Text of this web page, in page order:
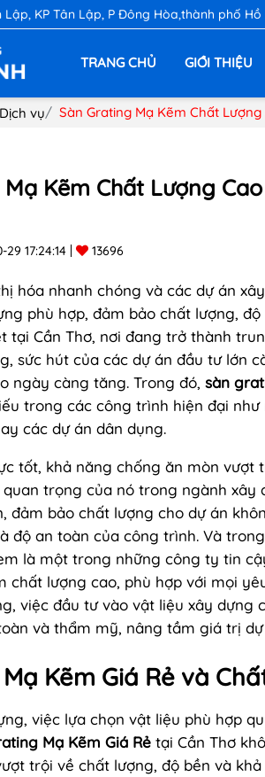
Lập, KP Tân Lập, P Đông Hòa,thành phố Hồ
TRANG CHỦ GIỚI THIỆU
Dịch vụ Sàn Grating Mạ Kẽm Chất
Kẽm Chất Lượng
29 17:24:14 13696
hóa nhanh chóng và các dự án
phù hợp, đảm bảo chất lượng,
tại Cần Thơ, nơi đang trở thành
sức hút của các dự án đầu tư lớn
ngày càng tăng. Trong đó, sàn
trong các công trình hiện đại
các dự án dân dụng.
tốt, khả năng chống ăn mòn vượt
trọng của nó trong ngành xây
đảm bảo chất lượng cho dự án
độ an toàn của công trình. Và
là một trong những công ty tin
chất lượng cao, phù hợp với mọi
việc đầu tư vào vật liệu xây dựng
và thẩm mỹ, nâng tầm giá trị dự
Kẽm Giá Rẻ và
việc lựa chọn vật liệu phù hợp
Mạ Kẽm Giá Rẻ tại Cần Thơ
trội về chất lượng, độ bền và